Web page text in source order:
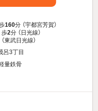
160分 （宇都宮芳賀）
歩2分 （日光線）
東武日光線）
呂3丁目
量鉄骨